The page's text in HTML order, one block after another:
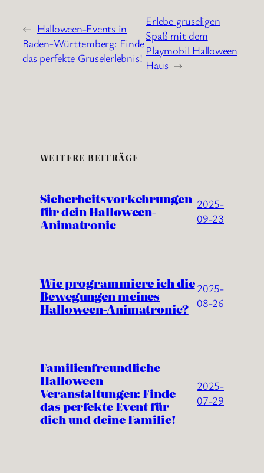
← Halloween-Events in
Baden-Württemberg: Finde
das perfekte Gruselerlebnis!
Erlebe gruseligen
Spaß mit dem
Playmobil Halloween
Haus →
WEITERE BEITRÄGE
Sicherheitsvorkehrungen
für dein Halloween-
Animatronic
2025-
09-23
Wie programmiere ich die
Bewegungen meines
Halloween-Animatronic?
2025-
08-26
Familienfreundliche
Halloween
Veranstaltungen: Finde
das perfekte Event für
dich und deine Familie!
2025-
07-29